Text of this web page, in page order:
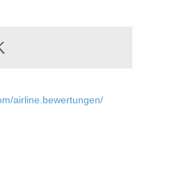
airline.bewertungen/